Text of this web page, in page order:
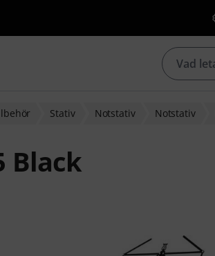
Stativ Notstativ Notstativ
Black
stjärnor från 221 kundbetyg